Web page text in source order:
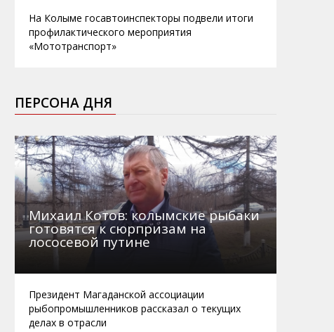
На Колыме госавтоинспекторы подвели итоги
профилактического мероприятия
«Мототранспорт»
ПЕРСОНА ДНЯ
Михаил Котов: колымские рыбаки
готовятся к сюрпризам на
лососевой путине
Президент Магаданской ассоциации
рыбопромышленников рассказал о текущих
делах в отрасли